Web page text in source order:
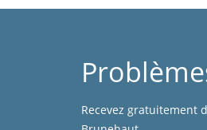
Recevez gratuitement